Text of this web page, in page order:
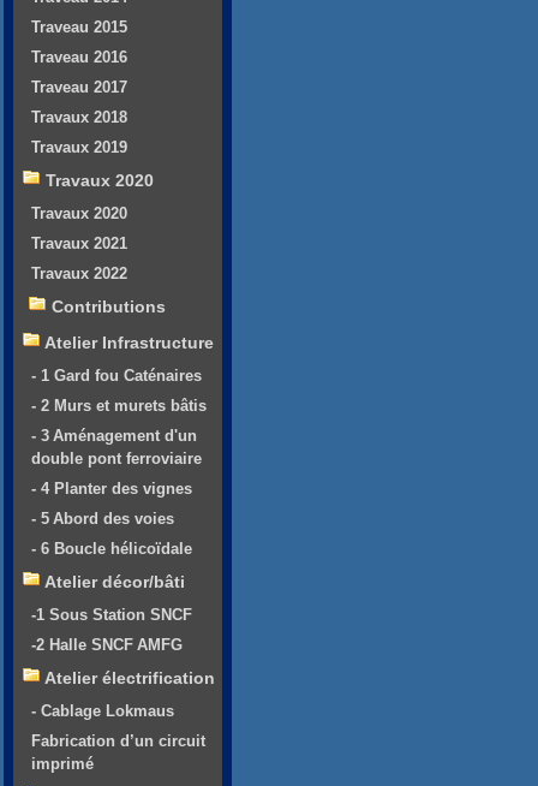
Traveau 2015
Traveau 2016
Traveau 2017
Travaux 2018
Travaux 2019
Travaux 2020
Travaux 2020
Travaux 2021
Travaux 2022
Contributions
Atelier Infrastructure
- 1 Gard fou Caténaires
- 2 Murs et murets bâtis
- 3 Aménagement d'un
double pont ferroviaire
- 4 Planter des vignes
- 5 Abord des voies
- 6 Boucle hélicoïdale
Atelier décor/bâti
-1 Sous Station SNCF
-2 Halle SNCF AMFG
Atelier électrification
- Cablage Lokmaus
Fabrication d’un circuit
imprimé